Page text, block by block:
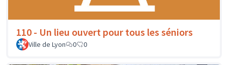
110 - Un lieu ouvert pour tous les séniors
Ville de Lyon 0 0